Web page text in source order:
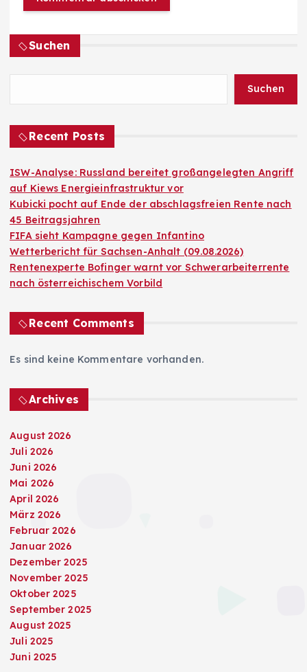
Suchen
Suchen
Recent Posts
ISW-Analyse: Russland bereitet großangelegten Angriff
auf Kiews Energieinfrastruktur vor
Kubicki pocht auf Ende der abschlagsfreien Rente nach
45 Beitragsjahren
FIFA sieht Kampagne gegen Infantino
Wetterbericht für Sachsen-Anhalt (09.08.2026)
Rentenexperte Bofinger warnt vor Schwerarbeiterrente
nach österreichischem Vorbild
Recent Comments
Es sind keine Kommentare vorhanden.
Archives
August 2026
Juli 2026
Juni 2026
Mai 2026
April 2026
März 2026
Februar 2026
Januar 2026
Dezember 2025
November 2025
Oktober 2025
September 2025
August 2025
Juli 2025
Juni 2025